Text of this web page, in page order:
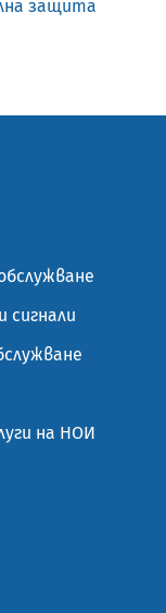
защита
сигнали
на НОИ